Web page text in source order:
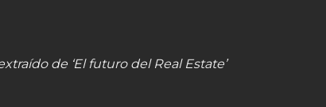
de ‘El futuro del Real Estate’